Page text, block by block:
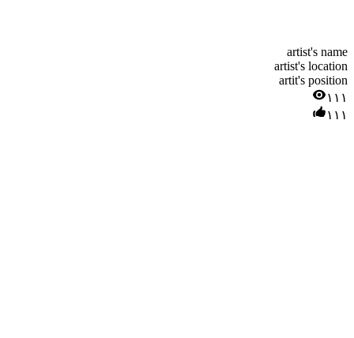
artist's name
artist's location
artit's position
۱۱۱
۱۱۱